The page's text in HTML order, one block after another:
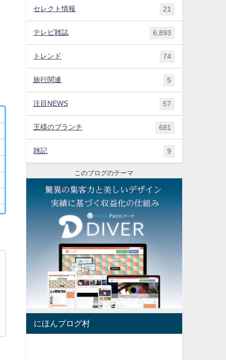
セレクト情報 21
テレビ雑誌 6,893
トレンド 74
旅行関連 5
注目NEWS 57
王様のブランチ 681
雑記 9
このブログのテーマ
にほんブログ村